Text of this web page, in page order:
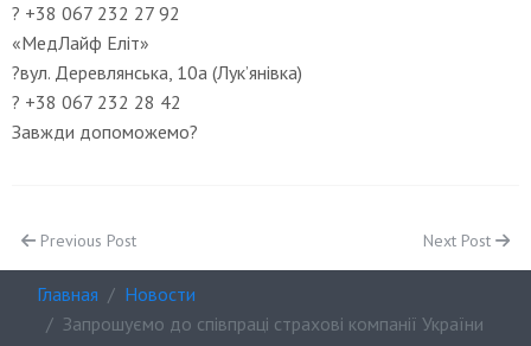
? +38 067 232 27 92
«МедЛайф Еліт»
?вул. Деревлянська, 10а (Лук’янівка)
? +38 067 232 28 42
Завжди допоможемо?
Предыдущий: Запрошуємо до співпраці лікарів-стоматологів та
Previous Post Следующий:
Next Post
Главная
Новости
Запрошуємо до співпраці страхові компанії України